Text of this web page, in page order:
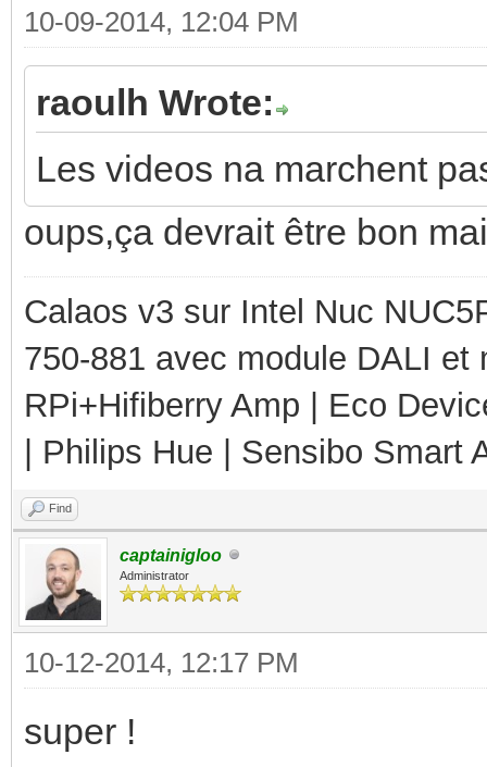
10-09-2014, 12:04 PM
raoulh Wrote:
Les videos na marchent
oups,ça devrait être bon
Calaos v3 sur Intel Nuc
750-881 avec module DALI
RPi+Hifiberry Amp | Eco
| Philips Hue | Sensibo Smart
Find
captainigloo
Administrator
10-12-2014, 12:17 PM
super !